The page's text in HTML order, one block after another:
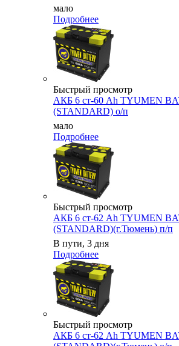
мало
Подробнее
Быстрый просмотр
АКБ 6 ст-60 Ah TYUMEN
(STANDARD) о/п
мало
Подробнее
Быстрый просмотр
АКБ 6 ст-62 Ah TYUMEN
(STANDARD)(г.Тюмень) п/п
В пути, 3 дня
Подробнее
Быстрый просмотр
АКБ 6 ст-62 Ah TYUMEN